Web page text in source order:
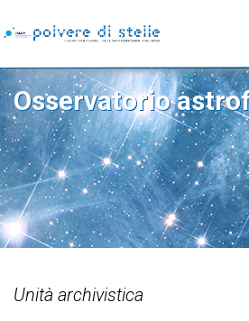
Unità archivistica